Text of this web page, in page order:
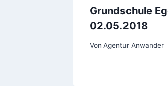
Grundschule
02.05.2018
Von Agentur Anwander